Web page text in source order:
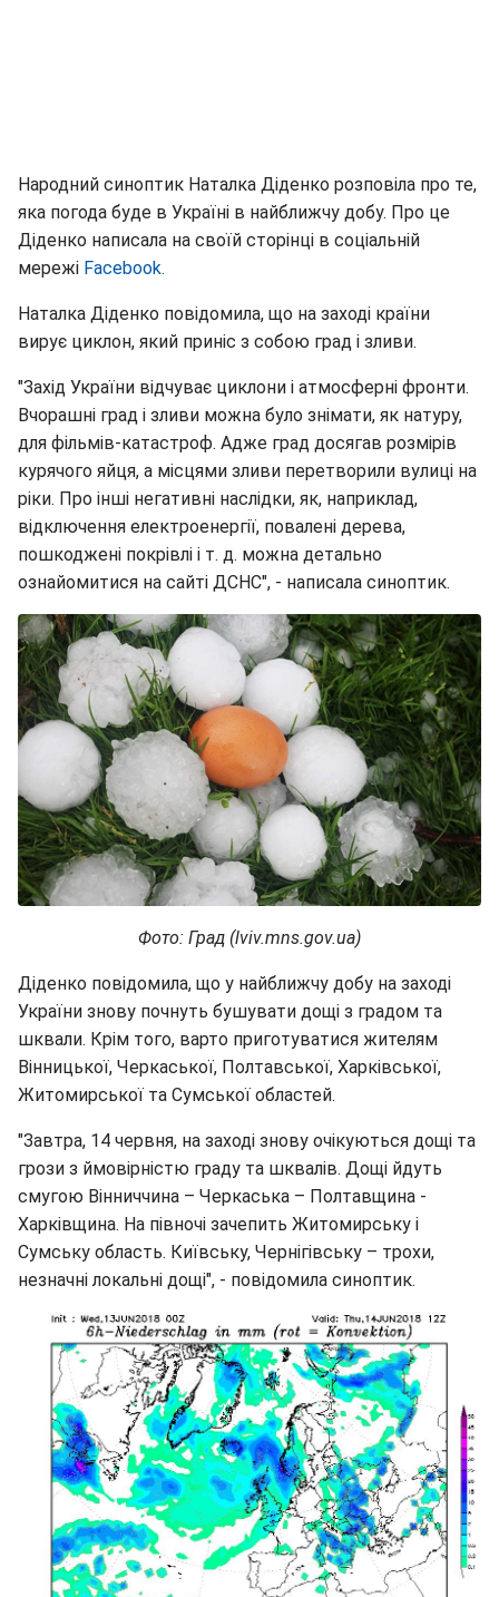
Народний синоптик Наталка Діденко розповіла про те,
яка погода буде в Україні в найближчу добу. Про це
Діденко написала на своїй сторінці в соціальній
мережі Facebook.
Наталка Діденко повідомила, що на заході країни
вирує циклон, який приніс з собою град і зливи.
"Захід України відчуває циклони і атмосферні фронти.
Вчорашні град і зливи можна було знімати, як натуру,
для фільмів-катастроф. Адже град досягав розмірів
курячого яйця, а місцями зливи перетворили вулиці на
ріки. Про інші негативні наслідки, як, наприклад,
відключення електроенергії, повалені дерева,
пошкоджені покрівлі і т. д. можна детально
ознайомитися на сайті ДСНС", - написала синоптик.
Фото: Град (lviv.mns.gov.ua)
Діденко повідомила, що у найближчу добу на заході
України знову почнуть бушувати дощі з градом та
шквали. Крім того, варто приготуватися жителям
Вінницької, Черкаської, Полтавської, Харківської,
Житомирської та Сумської областей.
"Завтра, 14 червня, на заході знову очікуються дощі та
грози з ймовірністю граду та шквалів. Дощі йдуть
смугою Вінниччина – Черкаська – Полтавщина -
Харківщина. На півночі зачепить Житомирську і
Сумську область. Київську, Чернігівську – трохи,
незначні локальні дощі", - повідомила синоптик.